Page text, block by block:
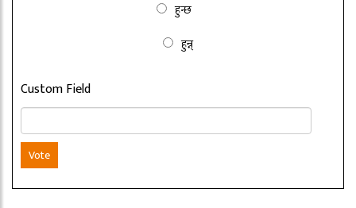
हुन्छ
हुन्न्
Custom Field
Vote